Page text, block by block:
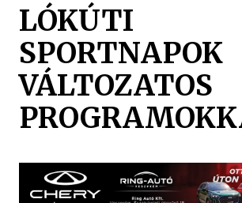
LÓKÚTI
SPORTNAPOK
VÁLTOZATOS